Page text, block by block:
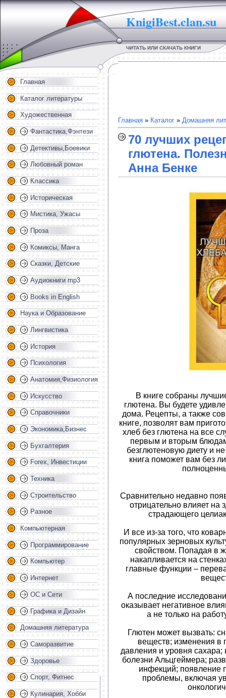
KnigiBest.clan.su
ЧИТАТЬ ИЛИ СКАЧАТЬ КНИГИ
Главная
Каталог литературы
Художественная
Фантастика,Фэнтези
Детективы,Боевики
Любовный роман
Классика
Историческая
Мистика, Ужасы
Проза
Комиксы, Манга
Сказки, Детские
Аудиокниги mp3
Books in English
Наука и Образование
Лингвистика
История
Психология
Анатомия,Физиология
Искусство
Справочники
Экономика,Бизнес
Бухгалтерия
Forex, Инвестиции
Техника
Строительство
Разное
Компьютерная
Программирование
Компьютер
Интернет
ОС и Сети
Графика и Дизайн
Домашняя литература
Саморазвитие
Здоровье
Спорт, Фитнес
Кулинария, Хобби
Главная » Каталог » Домашняя
70 лучших
глютена.
Анна Бенке
В книге собраны
глютена. Вы будете
дома. Рецепты, а также
книге, позволят вам
хлеб без глютена на все
первым и вторым
безглютеновую диету и
книга поможет вам без
Сравнительно недавно
отрицательно влияет на
страдающего
И все из-за того, что
популярных зерновых
свойством. Попадая в
накапливается на
главные функции –
А последние
оказывает негативное
а не только на
Глютен может вызвать:
веществ; изменения
давления и уровня
болезни Альцгеймера;
инфекций; появление
проблемы, включая